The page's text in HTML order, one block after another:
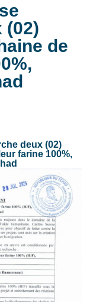
(02)
de
deux (02)
farine 100%,